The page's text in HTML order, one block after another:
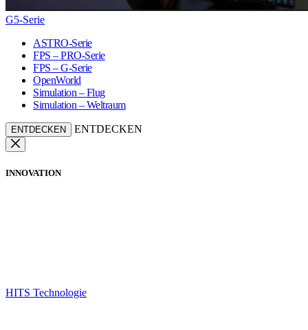
G5-Serie
ASTRO-Serie
FPS – PRO-Serie
FPS – G-Serie
OpenWorld
Simulation – Flug
Simulation – Weltraum
ENTDECKEN ENTDECKEN
INNOVATION
HITS Technologie